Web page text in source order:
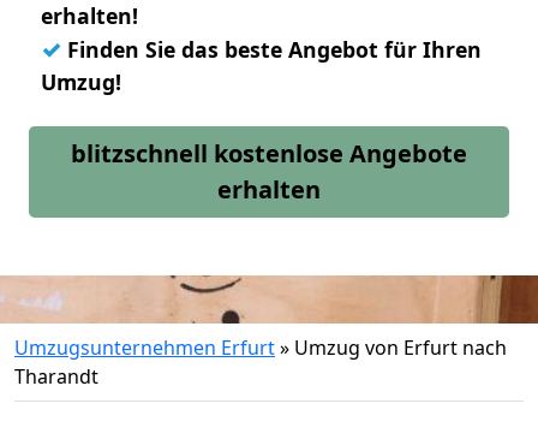
erhalten!
✓ Finden Sie das beste Angebot für Ihren
Umzug!
blitzschnell kostenlose Angebote
erhalten
Umzugsunternehmen Erfurt» Umzug von Erfurt nach
Tharandt